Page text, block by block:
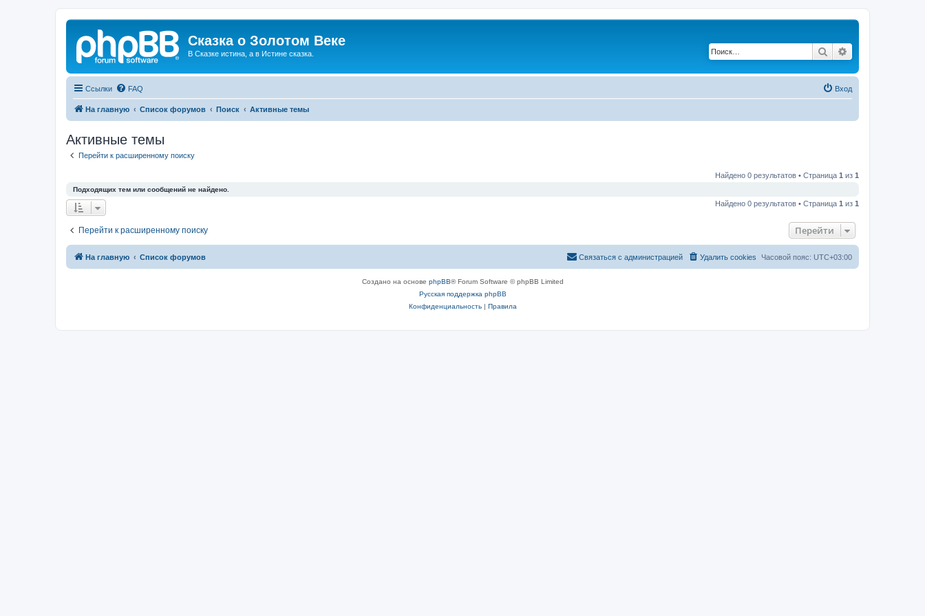
Сказка о Золотом Веке
В Сказке истина, а в Истине сказка. Поиск
Ссылки FAQ Вход
На главную Список форумов Поиск Активные темы
Активные темы
Перейти к расширенному поиску
Найдено 0 результатов • Страница 1 из 1
Подходящих тем или сообщений не найдено.
Найдено 0 результатов • Страница 1 из 1
Перейти к расширенному поиску Перейти
На главную Список форумов Часовой пояс: UTC+03:00
Удалить cookies
Связаться с администрацией
Создано на основе phpBB® Forum Software © phpBB Limited
Русская поддержка phpBB
Конфиденциальность| Правила